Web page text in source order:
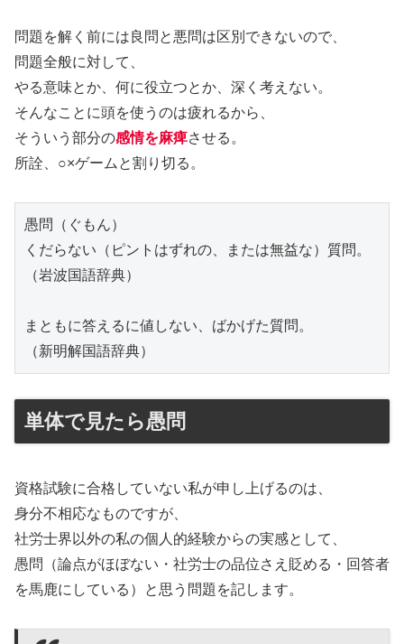
問題を解く前には良問と悪問は区別できないので、
問題全般に対して、
やる意味とか、何に役立つとか、深く考えない。
そんなことに頭を使うのは疲れるから、
そういう部分の感情を麻痺させる。
所詮、○×ゲームと割り切る。
愚問（ぐもん）
くだらない（ピントはずれの、または無益な）質問。
（岩波国語辞典）
まともに答えるに値しない、ばかげた質問。
（新明解国語辞典）
単体で見たら愚問
資格試験に合格していない私が申し上げるのは、
身分不相応なものですが、
社労士界以外の私の個人的経験からの実感として、
愚問（論点がほぼない・社労士の品位さえ貶める・回答者
を馬鹿にしている）と思う問題を記します。